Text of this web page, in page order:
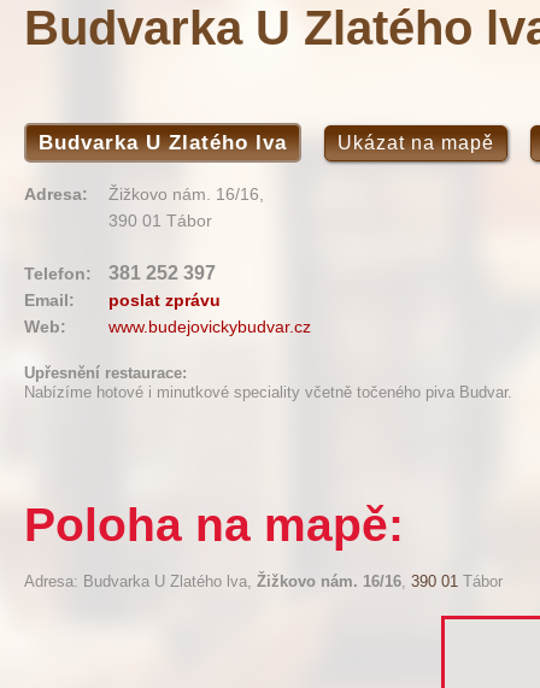
Budvarka U Zlatého
Budvarka U Zlatého lva Ukázat na mapě
Adresa:
Žižkovo nám. 16/16,
390 01 Tábor
Telefon: 381 252 397
Email:
poslat zprávu
Web:
www.budejovickybudvar.cz
Upřesnění restaurace:
Nabízíme hotové i minutkové speciality včetně točeného piva Budvar.
Poloha na mapě:
Adresa: Budvarka U Zlatého lva, Žižkovo nám. 16/16, 390 01 Tábor